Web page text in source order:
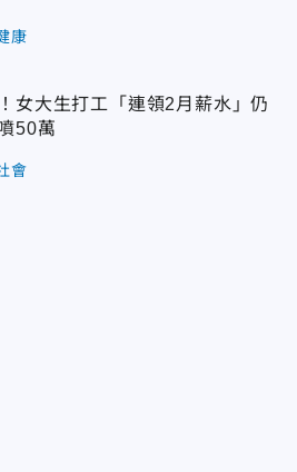
康
女大生打工「連領2月薪水」仍
50萬
會